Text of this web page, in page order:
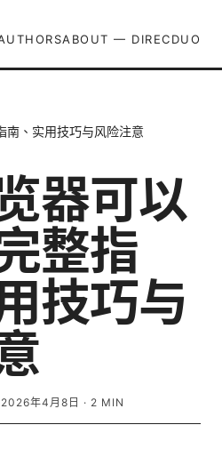
ABOUT — DIRECDUO
南、实用技巧与风险注意
器可以
整指
技巧与
2026年4月8日 · 2 MIN